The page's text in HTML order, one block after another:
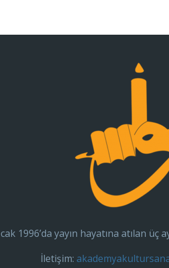
1996’da yayın hayatına atılan
İletişim: